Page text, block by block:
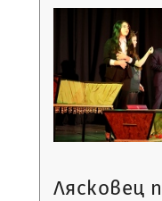
Лясковец